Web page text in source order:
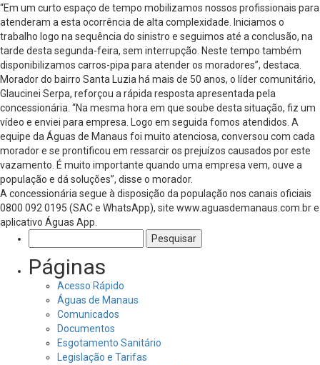
“Em um curto espaço de tempo mobilizamos nossos profissionais para
atenderam a esta ocorrência de alta complexidade. Iniciamos o
trabalho logo na sequência do sinistro e seguimos até a conclusão, na
tarde desta segunda-feira, sem interrupção. Neste tempo também
disponibilizamos carros-pipa para atender os moradores”, destaca.
Morador do bairro Santa Luzia há mais de 50 anos, o líder comunitário,
Glaucinei Serpa, reforçou a rápida resposta apresentada pela
concessionária. “Na mesma hora em que soube desta situação, fiz um
vídeo e enviei para empresa. Logo em seguida fomos atendidos. A
equipe da Águas de Manaus foi muito atenciosa, conversou com cada
morador e se prontificou em ressarcir os prejuízos causados por este
vazamento. É muito importante quando uma empresa vem, ouve a
população e dá soluções”, disse o morador.
A concessionária segue à disposição da população nos canais oficiais
0800 092 0195 (SAC e WhatsApp), site www.aguasdemanaus.com.br e
aplicativo Águas App.
por:
Páginas
Acesso Rápido
Águas de Manaus
Comunicados
Documentos
Esgotamento Sanitário
Legislação e Tarifas